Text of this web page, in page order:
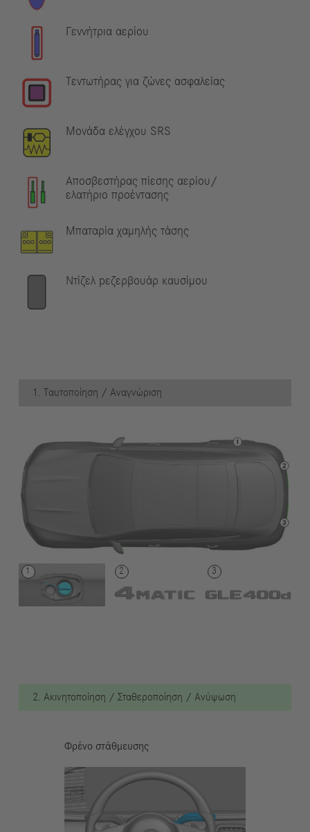
Γεννήτρια αερίου
Τεντωτήρας για ζώνες ασφαλείας
Μονάδα ελέγχου SRS
Αποσβεστήρας πίεσης αερίου/
ελατήριο προέντασης
Μπαταρία χαμηλής τάσης
Ντίζελ pεζερβουάρ καυσίμου
1. Ταυτοποίηση / Αναγνώριση
2. Ακινητοποίηση / Σταθεροποίηση / Ανύψωση
Φρένο στάθμευσης